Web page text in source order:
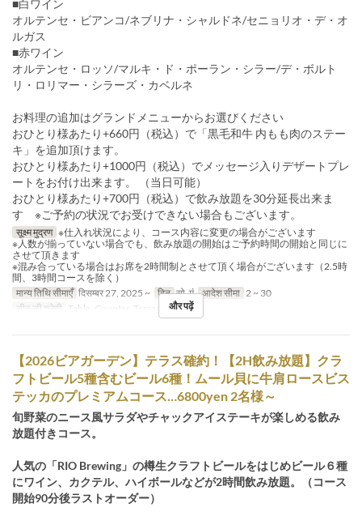
■白ワイン
オルテンセ・ビアンコ/ネブリナ・シャルドネ/セニョリオ・デ・オ
ルガス
■赤ワイン
オルテンセ・ロッソ/マルキ・ド・ポーラン・シラー/デ・ボルト
リ・ロリマー・シラーズ・カベルネ
お料理の追加はグランドメニューからお選びください
おひとり様あたり+660円（税込）で「黒毛和牛 内もも肉のステー
キ」を追加頂けます。
おひとり様あたり+1000円（税込）でメッセージ入りデザートプレ
ートをお付け出来ます。 （当日可能）
おひとり様あたり+700円（税込）で飲み放題を30分延長出来ま
す ※ご予約の状況でお受けできない場合もございます。
सूक्ष्म मुद्रण ※仕入れ状況により、コース内容に変更の場合がございます
※人数が揃っていない場合でも、飲み放題の開始はご予約時間の開始と同じに
させて頂きます
※混み合っている場合はお席を2時間制とさせて頂く場合がございます（2.5時
間、3時間コースを除く）
मान्य तिथि सीमाएँ दिसम्बर 27, 2025 ~ दिन सो, मं आदेश सीमा 2 ~ 30
सीट की श्रेणी Table, Counter, Terrace और पढ़ें
【2026ビアガーデン】テラス確約！【2H飲み放題】クラ
フトビール5種含むビール6種！ムール貝に牛肩ロースビス
テッカのプレミアムコース…6800yen 2名様～
旬野菜のニース風サラダやチャックアイステーキが楽しめる飲み
放題付きコース。
人気の「RIO Brewing」の樽生クラフトビールをはじめビール６種
にワイン、カクテル、ハイボールなどが2時間飲み放題。（コース
開始90分後ラストオーダー）